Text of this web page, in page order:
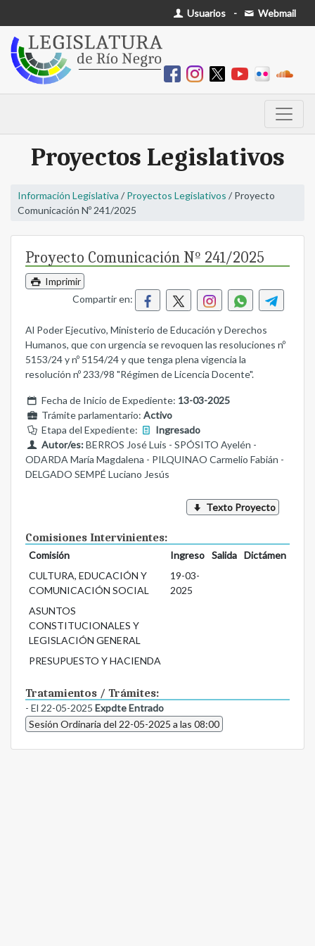
Usuarios - Webmail
Proyectos Legislativos
Información Legislativa / Proyectos Legislativos / Proyecto
Comunicación Nº 241/2025
Proyecto Comunicación Nº 241/2025
Imprimir
Compartir en:
Al Poder Ejecutivo, Ministerio de Educación y Derechos
Humanos, que con urgencia se revoquen las resoluciones nº
5153/24 y nº 5154/24 y que tenga plena vigencia la
resolución nº 233/98 "Régimen de Licencia Docente".
Fecha de Inicio de Expediente: 13-03-2025
Trámite parlamentario: Activo
Etapa del Expediente:
Ingresado
Autor/es:BERROS José Luis - SPÓSITO Ayelén -
ODARDA María Magdalena - PILQUINAO Carmelio Fabián -
DELGADO SEMPÉ Luciano Jesús
Texto Proyecto
Comisiones Intervinientes:
Comisión Ingreso Salida
Dictámen
CULTURA, EDUCACIÓN Y
COMUNICACIÓN SOCIAL
19-03-
2025
ASUNTOS
CONSTITUCIONALES Y
LEGISLACIÓN GENERAL
PRESUPUESTO Y HACIENDA
Tratamientos / Trámites:
- El 22-05-2025 Expdte Entrado
Sesión Ordinaria del 22-05-2025 a las 08:00